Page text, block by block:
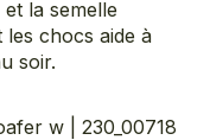
la semelle
chocs aide à
soir.
w | 230_00718